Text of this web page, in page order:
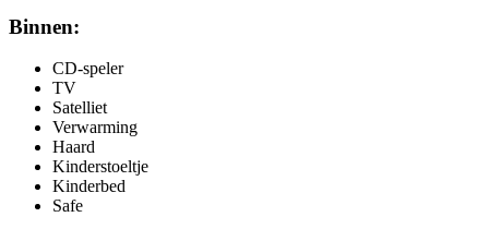
Binnen:
CD-speler
TV
Satelliet
Verwarming
Haard
Kinderstoeltje
Kinderbed
Safe